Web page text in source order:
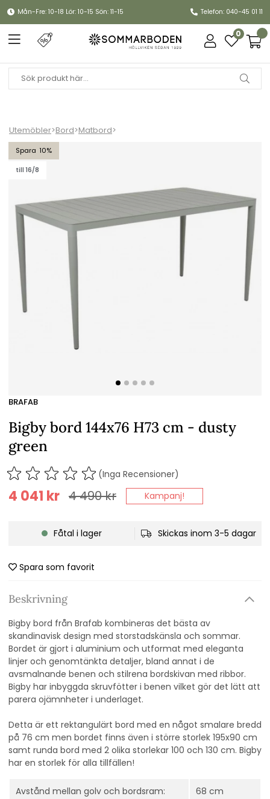
Mån-Fre: 10-18 Lör: 10-15 Sön: 11-15 Telefon: 040-45 01 11
0
Utemöbler>Bord>Matbord>
10
till 16/8
Bigby bord 144x76 H73 cm - dusty green
BRAFAB
Bigby bord 144x76 H73 cm - dusty
green
(Inga Recensioner)
4 490kr
4 041 kr Kampanj!
Fåtal i lager Skickas inom 3-5 dagar
Spara som favorit
Beskrivning
Bigby bord från Brafab kombineras det bästa av
skandinavisk design med storstadskänsla och sommar.
Bordet är gjort i aluminium och utformat med eleganta
linjer och genomtänkta detaljer, bland annat i de
avsmalnande benen och stilrena bordskivan med ribbor.
Bigby har inbyggda skruvfötter i benen vilket gör det lätt att
parera ojämnheter i underlaget.
Detta är ett rektangulärt bord med en något smalare bredd
på 76 cm men bordet finns även i större storlek 195x90 cm
samt runda bord med 2 olika storlekar 100 och 130 cm. Bigby
har en storlek för alla tillfällen!
Avstånd mellan golv och bordsram: 68 cm